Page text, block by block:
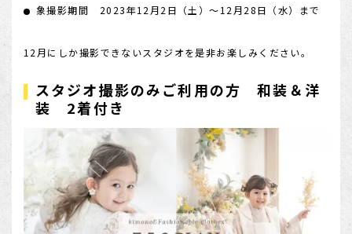
象撮影期間 2023年12月2日（土）～12月28日（水）まで
12月にしか撮影できないスタジオを是非お楽しみください。
スタジオ撮影のみご利用の方 和装＆洋
装 2着付き